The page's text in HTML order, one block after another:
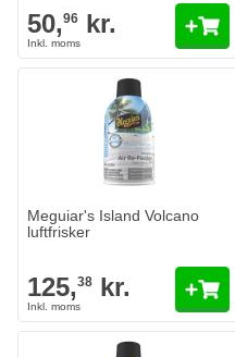
50,96 kr.
Meguiar's Island Volcano
luftfrisker
125,38 kr.